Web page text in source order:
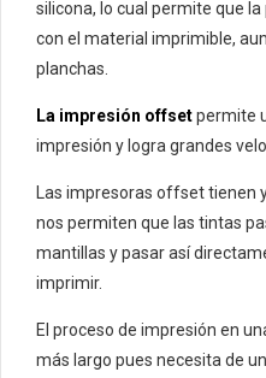
silicona, lo cual permite que
con el material imprimible,
planchas.
La impresión offsetpermite
impresión y logra grandes
Las impresoras offset tienen
nos permiten que las tintas
mantillas y pasar así
imprimir.
El proceso de impresión en
más largo pues necesita de